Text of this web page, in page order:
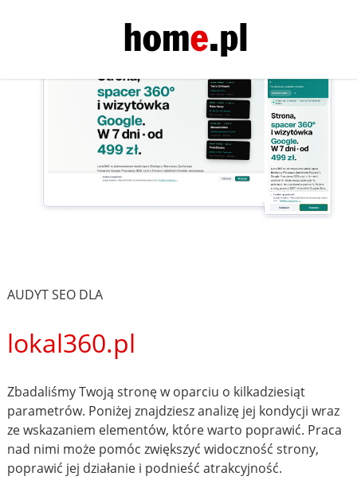
AUDYT SEO DLA
lokal360.pl
Zbadaliśmy Twoją stronę w oparciu o kilkadziesiąt
parametrów. Poniżej znajdziesz analizę jej kondycji wraz
ze wskazaniem elementów, które warto poprawić. Praca
nad nimi może pomóc zwiększyć widoczność strony,
poprawić jej działanie i podnieść atrakcyjność.